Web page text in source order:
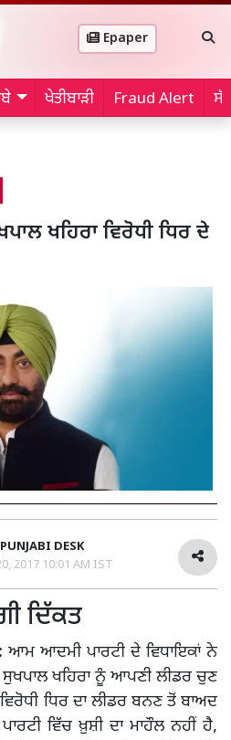
Epaper
ਖੇਤੀਬਾੜੀ Fraud Alert
ਖਹਿਰਾ ਵਿਰੋਧੀ ਧਿਰ ਦੇ
DESK
2017 10:01 AM IST
ਦਿੱਕਤ
ਆਮ ਆਦਮੀ ਪਾਰਟੀ ਦੇ ਵਿਧਾਇਕਾਂ ਨੇ
ਖਹਿਰਾ ਨੂੰ ਆਪਣੀ ਲੀਡਰ ਚੁਣ
ਧਿਰ ਦਾ ਲੀਡਰ ਬਨਣ ਤੋਂ ਬਾਅਦ
ਵਿੱਚ ਖ਼ੁਸ਼ੀ ਦਾ ਮਾਹੌਲ ਨਹੀਂ ਹੈ,